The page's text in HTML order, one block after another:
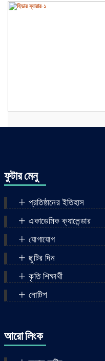
ফুটার মেনু
প্রতিষ্ঠানের ইতিহাস
একাডেমিক ক্যালেন্ডার
যোগাযোগ
ছুটির দিন
কৃতি শিক্ষার্থী
নোটিশ
আরো লিংক